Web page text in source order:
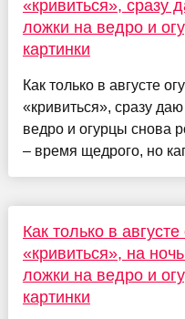
«кривиться», сразу
ложки на ведро и
картинки
Как только в августе
«кривиться», сразу
ведро и огурцы снова
– время щедрого, но
Как только в
«кривиться», на
ложки на ведро и
картинки